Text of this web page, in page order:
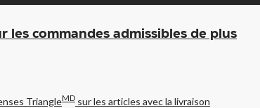
les commandes admissibles de plus
TriangleMD sur les articles avec la livraison